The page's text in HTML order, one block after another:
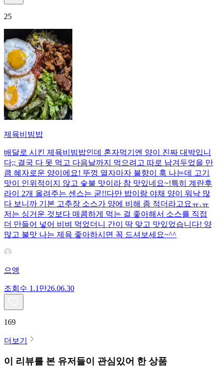
25
제육비빔밥
배달로 시킨 제육비빔밥인데 혼자먹기엔 양이 진짜 대박입니
다;; 결국 다 못 먹고 다음날까지 먹으려고 따로 남겨두었을 만
큼 혜자로운 양이에요! 뚜껑 열자마자 불향이 훅 나는데 고기
맛이 인위적이지 않고 숯불 맛이라 참 맛있네요~!특히 계란후
라이 2개 올려주는 센스는 굳!! ​다만 밥이랑 야채 양이 워낙 많
다 보니까 기본 고추장 소스가 양에 비해 좀 적더라고요ㅠ.ㅠ
저는 싱거운 것보다 매콤하게 먹는 걸 좋아해서 소스를 직접
더 만들어 넣어 비벼 먹었더니 간이 딱 맞고 맛있었습니다! 양
많고 불맛 나는 제육 좋아하시면 꼭 드셔보세요~^^
으앵
조회수 1.1만26.06.30
169
더보기
이 리뷰를 본 유저들이 관심있어 한 상품